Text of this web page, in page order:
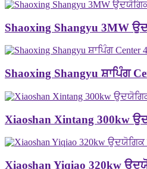
Shaoxing Shangyu 3MW
Shaoxing Shangyu ਸ਼ਾਪਿੰਗ
Xiaoshan Xintang 300kw
Xiaoshan Yiqiao 320kw